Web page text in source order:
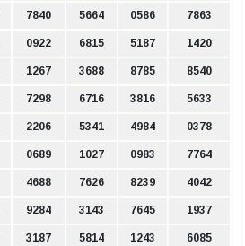
7840 5664 0586 7863
0922 6815 5187 1420
1267 3688 8785 8540
7298 6716 3816 5633
2206 5341 4984 0378
0689 1027 0983 7764
4688 7626 8239 4042
9284 3143 7645 1937
3187 5814 1243 6085